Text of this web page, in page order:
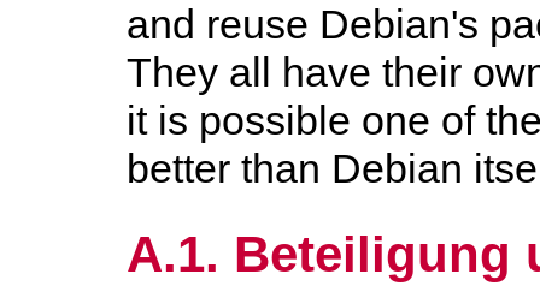
and reuse Debian's
They all have their
it is possible one of
better than Debian
A.1. Beteiligung